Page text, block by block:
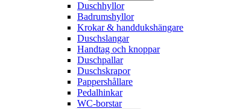
Duschhyllor
Badrumshyllor
Krokar & handdukshängare
Duschslangar
Handtag och knoppar
Duschpallar
Duschskrapor
Pappershållare
Pedalhinkar
WC-borstar